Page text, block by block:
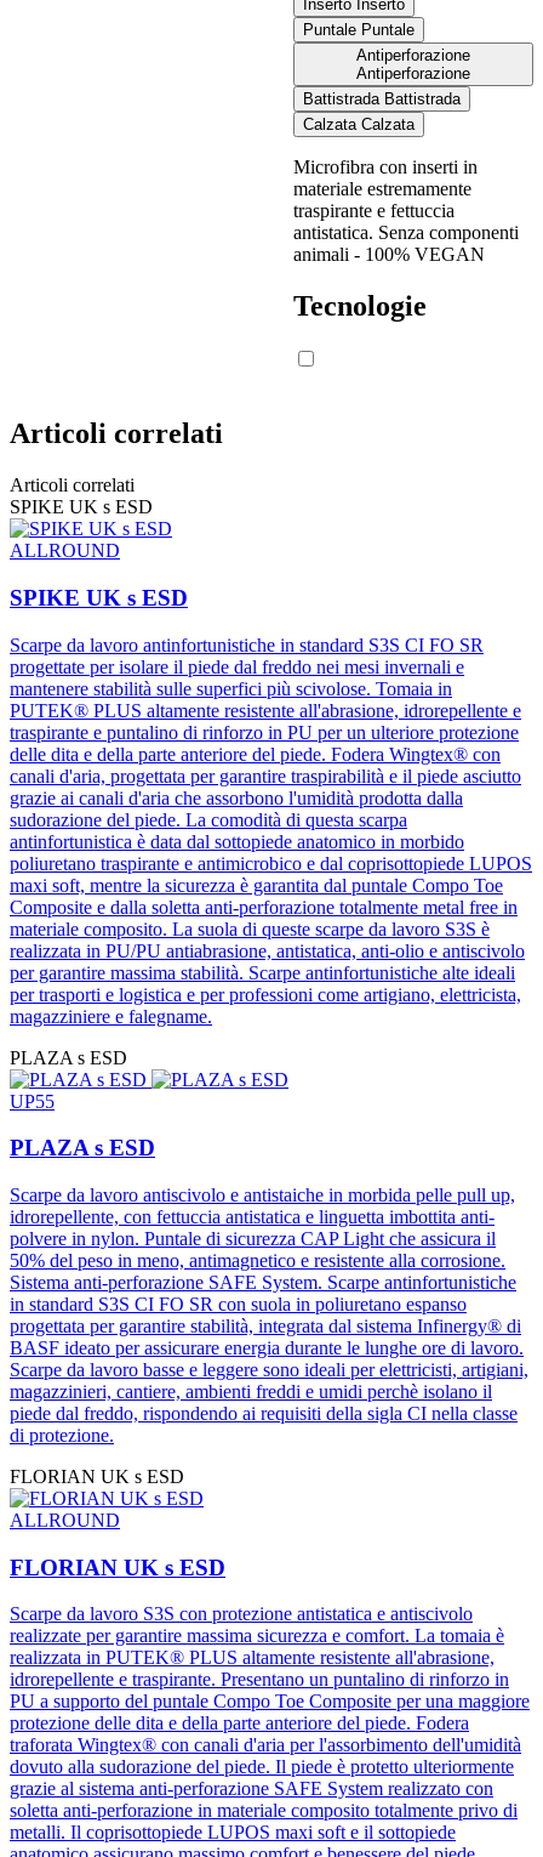
LUPOS
calzatura
inclinata verso il
inclinata verso la
0,28
0,32
scivolamento su
piastrella in
ceramica con
acqua + NaLS
≥ 0,31
Inserto Inserto
Puntale Puntale
Antiperforazione
Antiperforazione
Battistrada Battistrada
Calzata Calzata
Microfibra con inserti in
materiale estremamente
traspirante e fettuccia
antistatica. Senza componenti
animali - 100% VEGAN
Tecnologie
Articoli correlati
Articoli correlati
SPIKE UK s ESD
ALLROUND
SPIKE UK s ESD
Scarpe da lavoro antinfortunistiche in standard S3S CI FO SR
progettate per isolare il piede dal freddo nei mesi invernali e
mantenere stabilità sulle superfici più scivolose. Tomaia in
PUTEK® PLUS altamente resistente all'abrasione, idrorepellente e
traspirante e puntalino di rinforzo in PU per un ulteriore protezione
delle dita e della parte anteriore del piede. Fodera Wingtex® con
canali d'aria, progettata per garantire traspirabilità e il piede asciutto
grazie ai canali d'aria che assorbono l'umidità prodotta dalla
sudorazione del piede. La comodità di questa scarpa
antinfortunistica è data dal sottopiede anatomico in morbido
poliuretano traspirante e antimicrobico e dal coprisottopiede LUPOS
maxi soft, mentre la sicurezza è garantita dal puntale Compo Toe
Composite e dalla soletta anti-perforazione totalmente metal free in
materiale composito. La suola di queste scarpe da lavoro S3S è
realizzata in PU/PU antiabrasione, antistatica, anti-olio e antiscivolo
per garantire massima stabilità. Scarpe antinfortunistiche alte ideali
per trasporti e logistica e per professioni come artigiano, elettricista,
magazziniere e falegname.
PLAZA s ESD
UP55
PLAZA s ESD
Scarpe da lavoro antiscivolo e antistaiche in morbida pelle pull up,
idrorepellente, con fettuccia antistatica e linguetta imbottita anti-
polvere in nylon. Puntale di sicurezza CAP Light che assicura il
50% del peso in meno, antimagnetico e resistente alla corrosione.
Sistema anti-perforazione SAFE System. Scarpe antinfortunistiche
in standard S3S CI FO SR con suola in poliuretano espanso
progettata per garantire stabilità, integrata dal sistema Infinergy® di
BASF ideato per assicurare energia durante le lunghe ore di lavoro.
Scarpe da lavoro basse e leggere sono ideali per elettricisti, artigiani,
magazzinieri, cantiere, ambienti freddi e umidi perchè isolano il
piede dal freddo, rispondendo ai requisiti della sigla CI nella classe
di protezione.
FLORIAN UK s ESD
ALLROUND
FLORIAN UK s ESD
Scarpe da lavoro S3S con protezione antistatica e antiscivolo
realizzate per garantire massima sicurezza e comfort. La tomaia è
realizzata in PUTEK® PLUS altamente resistente all'abrasione,
idrorepellente e traspirante. Presentano un puntalino di rinforzo in
PU a supporto del puntale Compo Toe Composite per una maggiore
protezione delle dita e della parte anteriore del piede. Fodera
traforata Wingtex® con canali d'aria per l'assorbimento dell'umidità
dovuto alla sudorazione del piede. Il piede è protetto ulteriormente
grazie al sistema anti-perforazione SAFE System realizzato con
soletta anti-perforazione in materiale composito totalmente privo di
metalli. Il coprisottopiede LUPOS maxi soft e il sottopiede